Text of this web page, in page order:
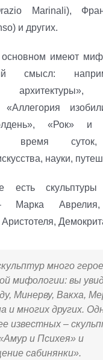
Marinali),
и других.
имеют
смысл:
архитектуры»,
«Аллегория
«Рок» и
время
науки,
есть скульптуры
Марка Аврелия,
много
мифологии: вы
Минерву, Вакха,
и многих других.
известных –
и Психея» и
сабинянки».